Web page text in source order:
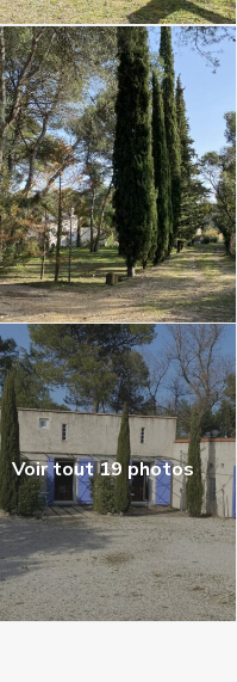
Voir tout 19 photos